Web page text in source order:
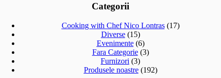
Categorii
Cooking with Chef Nico Lontras(17)
Diverse(15)
Evenimente(6)
Fara Categorie(3)
Furnizori (3)
Produsele noastre(192)